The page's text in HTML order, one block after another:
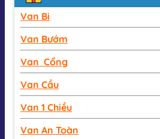
Van Bi
Van Bướm
Van Cổng
Van Cầu
Van 1 Chiều
Van An Toàn